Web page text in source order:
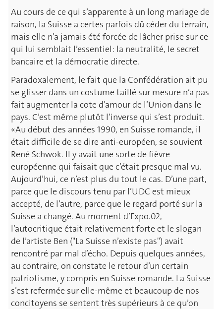
Au cours de ce qui s’apparente à un long mariage de
raison, la Suisse a certes parfois dû céder du terrain,
mais elle n’a jamais été forcée de lâcher prise sur ce
qui lui semblait l’essentiel: la neutralité, le secret
bancaire et la démocratie directe.
Paradoxalement, le fait que la Confédération ait pu
se glisser dans un costume taillé sur mesure n’a pas
fait augmenter la cote d’amour de l’Union dans le
pays. C’est même plutôt l’inverse qui s’est produit.
«Au début des années 1990, en Suisse romande, il
était difficile de se dire anti-européen, se souvient
René Schwok. Il y avait une sorte de fièvre
européenne qui faisait que c’était presque mal vu.
Aujourd’hui, ce n’est plus du tout le cas. D’une part,
parce que le discours tenu par l’UDC est mieux
accepté, de l’autre, parce que le regard porté sur la
Suisse a changé. Au moment d’Expo.02,
l’autocritique était relativement forte et le slogan
de l’artiste Ben ("La Suisse n’existe pas") avait
rencontré par mal d’écho. Depuis quelques années,
au contraire, on constate le retour d’un certain
patriotisme, y compris en Suisse romande. La Suisse
s’est refermée sur elle-même et beaucoup de nos
concitoyens se sentent très supérieurs à ce qu’on